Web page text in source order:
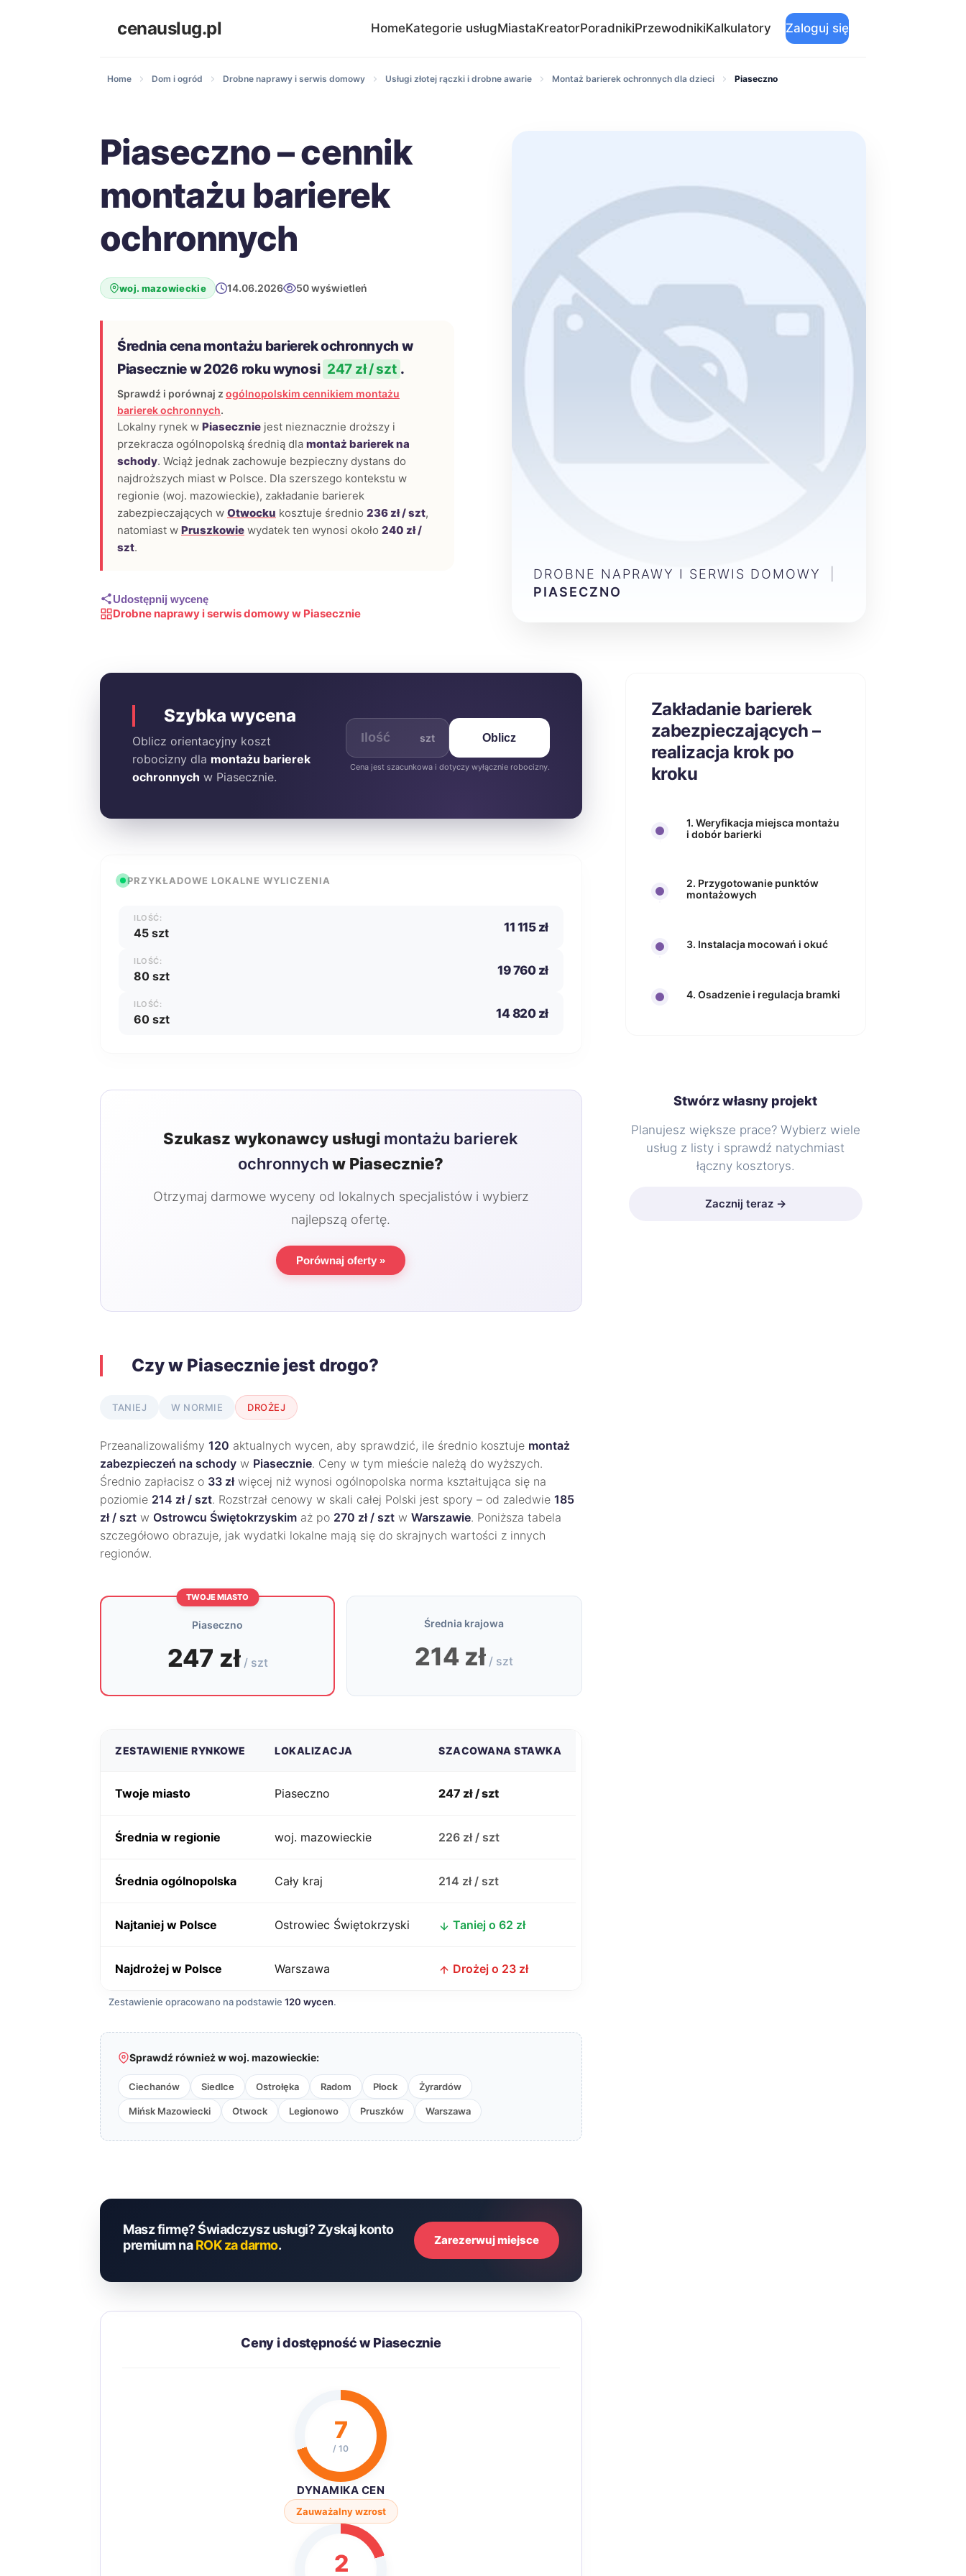
cenauslug.pl HomeKategorie usługMiastaKreatorPoradnikiPrzewodnikiKalkulatory Zaloguj się
Home Dom i ogród Drobne naprawy i serwis domowy Usługi złotej rączki i drobne awarie Montaż barierek ochronnych dla dzieci Piaseczno
Piaseczno – cennik
montażu barierek
ochronnych
woj. mazowieckie 14.06.2026 50 wyświetleń
Średnia cena montażu barierek ochronnych w
Piasecznie w 2026 roku wynosi 247 zł / szt .
Sprawdź i porównaj z ogólnopolskim cennikiem montażu
barierek ochronnych.
Lokalny rynek w Piasecznie jest nieznacznie droższy i
przekracza ogólnopolską średnią dla montaż barierek na
schody. Wciąż jednak zachowuje bezpieczny dystans do
najdroższych miast w Polsce. Dla szerszego kontekstu w
regionie (woj. mazowieckie), zakładanie barierek
zabezpieczających w Otwocku kosztuje średnio 236 zł / szt,
natomiast w Pruszkowie wydatek ten wynosi około 240 zł /
szt.
Udostępnij wycenę
Drobne naprawy i serwis domowy w Piasecznie
DROBNE NAPRAWY I SERWIS DOMOWY
PIASECZNO
Szybka wycena
Oblicz orientacyjny koszt
robocizny dla montażu barierek
ochronnych w Piasecznie.
szt Oblicz
Cena jest szacunkowa i dotyczy wyłącznie robocizny.
PRZYKŁADOWE LOKALNE WYLICZENIA
ILOŚĆ:
45 szt 11 115 zł
ILOŚĆ:
80 szt 19 760 zł
ILOŚĆ:
60 szt 14 820 zł
Szukasz wykonawcy usługi montażu barierek
ochronnych w Piasecznie?
Otrzymaj darmowe wyceny od lokalnych specjalistów i wybierz
najlepszą ofertę.
Porównaj oferty »
Czy w Piasecznie jest drogo?
TANIEJ W NORMIE DROŻEJ
Przeanalizowaliśmy 120 aktualnych wycen, aby sprawdzić, ile średnio kosztuje montaż
zabezpieczeń na schody w Piasecznie. Ceny w tym mieście należą do wyższych.
Średnio zapłacisz o 33 złwięcej niż wynosi ogólnopolska norma kształtująca się na
poziomie 214 zł / szt. Rozstrzał cenowy w skali całej Polski jest spory – od zaledwie 185
zł / szt w Ostrowcu Świętokrzyskim aż po 270 zł / szt w Warszawie. Poniższa tabela
szczegółowo obrazuje, jak wydatki lokalne mają się do skrajnych wartości z innych
regionów.
TWOJE MIASTO
Piaseczno
247 zł / szt
Średnia krajowa
214 zł / szt
ZESTAWIENIE RYNKOWE LOKALIZACJA SZACOWANA STAWKA
Twoje miasto Piaseczno 247 zł / szt
Średnia w regionie woj. mazowieckie 226 zł / szt
Średnia ogólnopolska Cały kraj 214 zł / szt
Najtaniej w Polsce Ostrowiec Świętokrzyski Taniej o 62 zł
Najdrożej w Polsce Warszawa Drożej o 23 zł
Zestawienie opracowano na podstawie 120 wycen.
Sprawdź również w woj. mazowieckie:
Ciechanów Siedlce Ostrołęka Radom Płock Żyrardów
Mińsk Mazowiecki Otwock Legionowo Pruszków Warszawa
Masz firmę? Świadczysz usługi? Zyskaj konto
premium naROK za darmo. Zarezerwuj miejsce
Ceny i dostępność w Piasecznie
7
/ 10
DYNAMIKA CEN
Zauważalny wzrost
2
Zakładanie barierek
zabezpieczających –
realizacja krok po
kroku
1. Weryfikacja miejsca montażu
i dobór barierki
2. Przygotowanie punktów
montażowych
3. Instalacja mocowań i okuć
4. Osadzenie i regulacja bramki
Stwórz własny projekt
Planujesz większe prace? Wybierz wiele
usług z listy i sprawdź natychmiast
łączny kosztorys.
Zacznij teraz →